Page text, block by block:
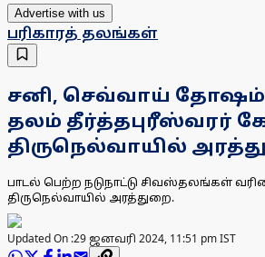
Advertise with us
பரிகாரத் தலங்கள்
சனி, செவ்வாய் தோஷம்
தலம் தீர்த்தபுரீஸ்வரர்
திருநெல்வாயில்
பாடல் பெற்ற நடுநாட்டு சிவஸ்தலங்கள்
திருநெல்வாயில் அரத்துறை.
Updated On :29 ஜனவரி 2024, 11:51 pm IST